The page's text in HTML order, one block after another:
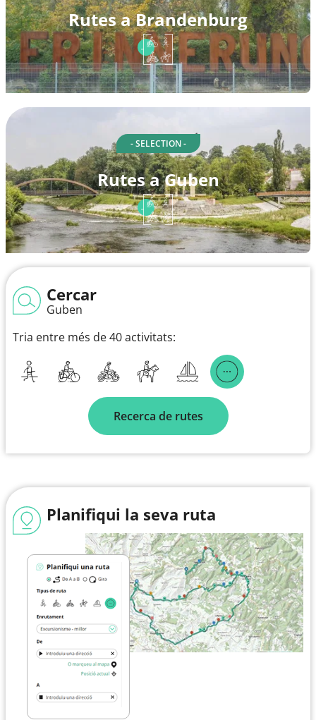
Rutes a Brandenburg
- SELECTION -
Rutes a Guben
Cercar
Guben
Tria entre més de 40 activitats:
Recerca de rutes
Planifiqui la seva ruta